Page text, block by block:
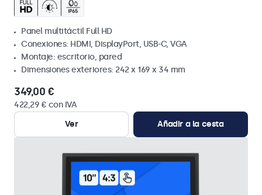
Panel multitáctil Full HD
Conexiones: HDMI, DisplayPort, USB-C, VGA
Montaje: escritorio, pared
Dimensiones exteriores: 242 x 169 x 34 mm
349,00 €
422,29 € con IVA
Ver
Añadir a la cesta